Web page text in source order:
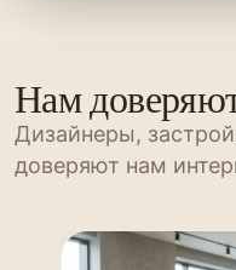
Нам
Дизайнеры,
доверяют нам